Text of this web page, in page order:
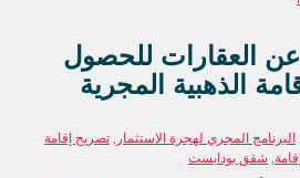
عن العقارات للحصول
الذهبية المجرية
,البرنامج المجري لهجرة الاستثمار ,تصريح إقامة
, شقق بودابست